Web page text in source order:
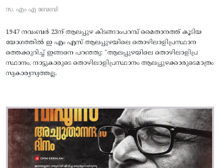
സ. എം എ ബേബി
1947 നവംബർ 23ന് ആലപ്പുഴ കിടങ്ങാംപറമ്പ്‌ മൈതാനത്ത്‌ കൂടിയ
യോഗത്തിൽ ഇ എം എസ് ആലപ്പുഴയിലെ തൊഴിലാളിപ്രസ്ഥാന
ത്തെക്കുറിച്ച് ഇങ്ങനെ പറഞ്ഞു: “ആലപ്പുഴയിലെ തൊഴിലാളിപ്ര
സ്ഥാനം, നാട്ടുകാരുടെ തൊഴിലാളിപ്രസ്ഥാനം ആലപ്പുഴക്കാരുടെമാത്രം
സ്വകാര്യസ്വത്തല്ല.